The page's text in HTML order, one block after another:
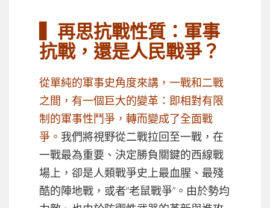
再思抗戰性質：軍事
抗戰，還是人民戰爭？
從單純的軍事史角度來講，一戰和二戰
之間，有一個巨大的變革：即相對有限
制的軍事性鬥爭，轉而變成了全面戰
爭。 我們將視野從二戰拉回至一戰，在
一戰最為重要、決定勝負關鍵的西線戰
場上，卻是人類戰爭史上最血腥、最殘
酷的陣地戰，或者“老鼠戰爭”。由於勢均